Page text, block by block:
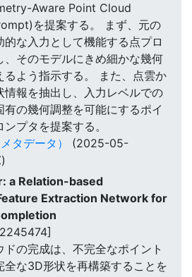
Aware Point Cloud
を提案する。 まず、元の
的な入力として機能する点プロ
、そのモデルにきめ細かな幾何
るよう指示する。 また、点雲か
情報を抽出し、入力レベルでの
有の幾何調整を可能にするポイ
プタを提案する。
タデータ）
(2025-05-
a Relation-based
Extraction Network for
の完成は、不完全なポイント
全な3D形状を再構築することを